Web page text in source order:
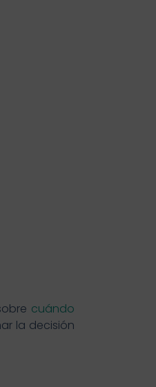
cuándo
la decisión